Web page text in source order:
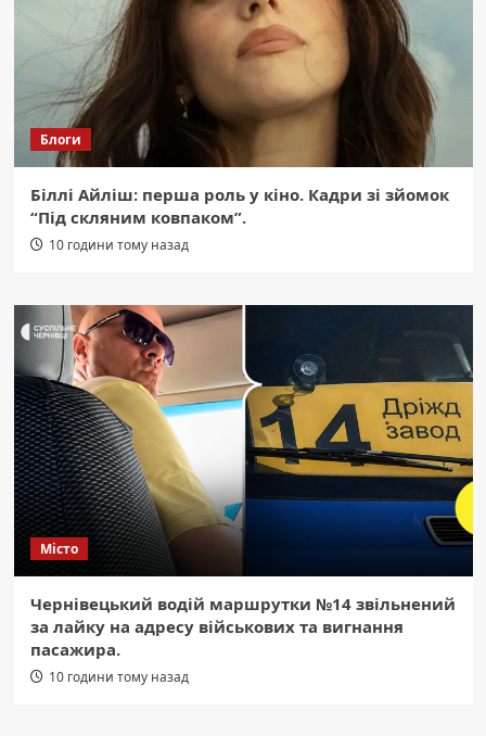
Блоги
Біллі Айліш: перша роль у кіно. Кадри зі зйомок
“Під скляним ковпаком”.
10 години тому назад
Місто
Чернівецький водій маршрутки №14 звільнений
за лайку на адресу військових та вигнання
пасажира.
10 години тому назад